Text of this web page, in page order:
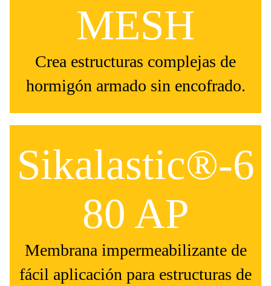
MESH
Crea estructuras complejas de
hormigón armado sin encofrado.
Sikalastic®-6
80 AP
Membrana impermeabilizante de
fácil aplicación para estructuras de